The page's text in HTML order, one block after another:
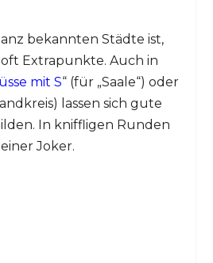
bekannten Städte ist,
Extrapunkte. Auch in
mit S“ (für „Saale“) oder
lassen sich gute
In kniffligen Runden
Joker.